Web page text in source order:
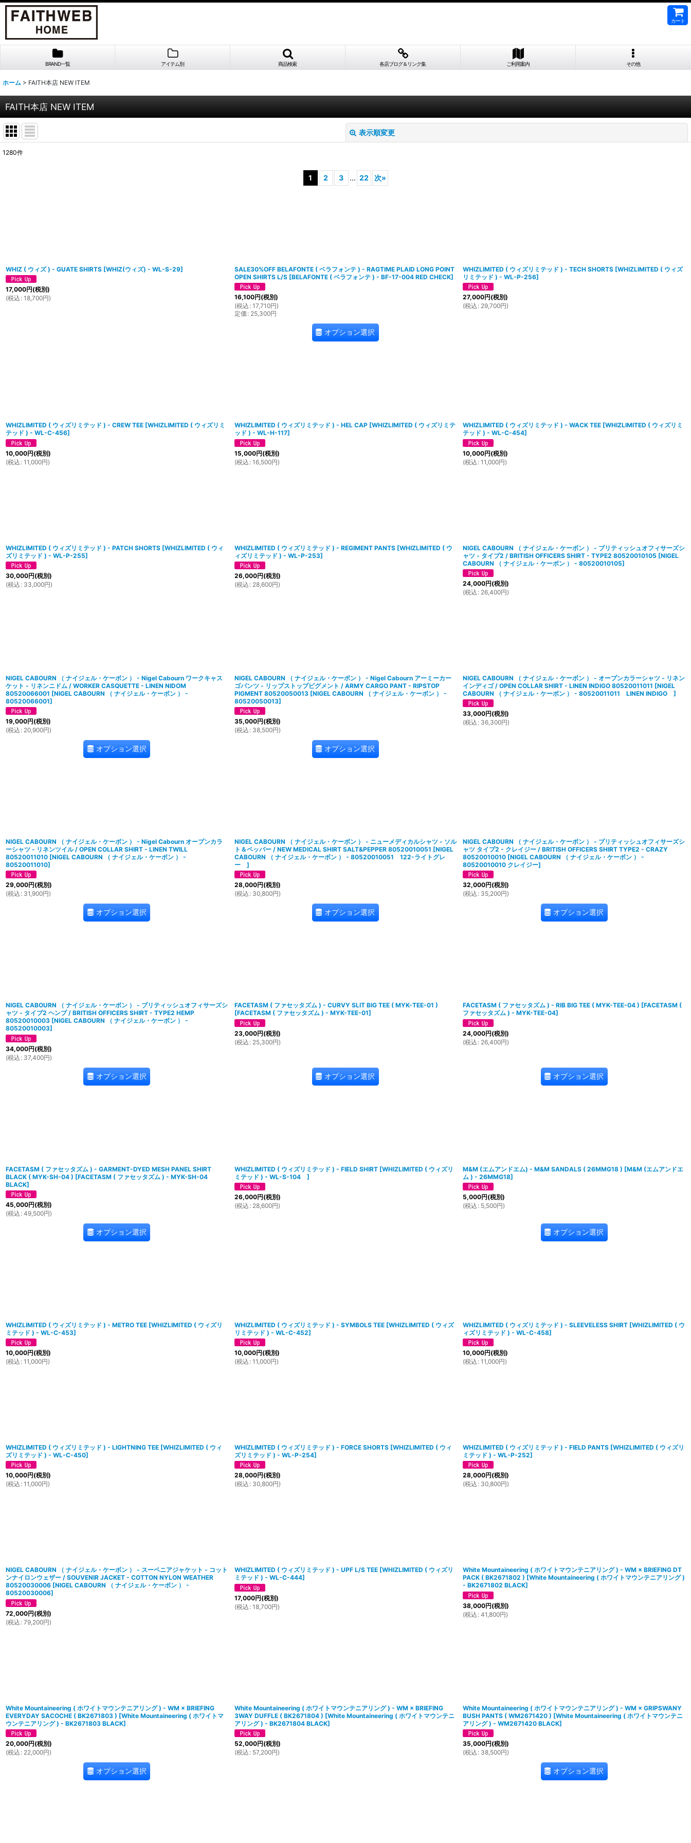
カート
BRAND一覧 アイテム別 商品検索 各店ブログ＆リンク集 ご利用案内 その他
ホーム > FAITH本店 NEW ITEM
FAITH本店 NEW ITEM
表示順変更
1280件
1 2 3 ... 22 次»
WHIZ ( ウィズ ) - GUATE SHIRTS [WHIZ(ウィズ) - WL-S-29]
17,000円(税別)
(税込 : 18,700円)
SALE30%OFF BELAFONTE ( ベラフォンテ ) - RAGTIME PLAID LONG POINT
OPEN SHIRTS L/S [BELAFONTE ( ベラフォンテ ) - BF-17-004 RED CHECK]
16,100円(税別)
(税込 : 17,710円)
定価 : 25,300円
オプション選択
WHIZLIMITED ( ウィズリミテッド ) - TECH SHORTS [WHIZLIMITED ( ウィズ
リミテッド ) - WL-P-256]
27,000円(税別)
(税込 : 29,700円)
WHIZLIMITED ( ウィズリミテッド ) - CREW TEE [WHIZLIMITED ( ウィズリミ
テッド ) - WL-C-456]
10,000円(税別)
(税込 : 11,000円)
WHIZLIMITED ( ウィズリミテッド ) - HEL CAP [WHIZLIMITED ( ウィズリミテ
ッド ) - WL-H-117]
15,000円(税別)
(税込 : 16,500円)
WHIZLIMITED ( ウィズリミテッド ) - WACK TEE [WHIZLIMITED ( ウィズリミ
テッド ) - WL-C-454]
10,000円(税別)
(税込 : 11,000円)
WHIZLIMITED ( ウィズリミテッド ) - PATCH SHORTS [WHIZLIMITED ( ウィ
ズリミテッド ) - WL-P-255]
30,000円(税別)
(税込 : 33,000円)
WHIZLIMITED ( ウィズリミテッド ) - REGIMENT PANTS [WHIZLIMITED ( ウ
ィズリミテッド ) - WL-P-253]
26,000円(税別)
(税込 : 28,600円)
NIGEL CABOURN （ ナイジェル・ケーボン ） - ブリティッシュオフィサーズシ
ャツ - タイプ2 / BRITISH OFFICERS SHIRT - TYPE2 80520010105 [NIGEL
CABOURN （ ナイジェル・ケーボン ） - 80520010105]
24,000円(税別)
(税込 : 26,400円)
NIGEL CABOURN （ ナイジェル・ケーボン ） - Nigel Cabourn ワークキャス
ケット - リネンニドム / WORKER CASQUETTE - LINEN NIDOM
80520066001 [NIGEL CABOURN （ ナイジェル・ケーボン ） -
80520066001]
19,000円(税別)
(税込 : 20,900円)
オプション選択
NIGEL CABOURN （ ナイジェル・ケーボン ） - Nigel Cabourn アーミーカー
ゴパンツ - リップストップピグメント / ARMY CARGO PANT - RIPSTOP
PIGMENT 80520050013 [NIGEL CABOURN （ ナイジェル・ケーボン ） -
80520050013]
35,000円(税別)
(税込 : 38,500円)
オプション選択
NIGEL CABOURN （ ナイジェル・ケーボン ） - オープンカラーシャツ - リネン
インディゴ / OPEN COLLAR SHIRT - LINEN INDIGO 80520011011 [NIGEL
CABOURN （ ナイジェル・ケーボン ） - 80520011011 LINEN INDIGO]
33,000円(税別)
(税込 : 36,300円)
NIGEL CABOURN （ ナイジェル・ケーボン ） - Nigel Cabourn オープンカラ
ーシャツ - リネンツイル / OPEN COLLAR SHIRT - LINEN TWILL
80520011010 [NIGEL CABOURN （ ナイジェル・ケーボン ） -
80520011010]
29,000円(税別)
(税込 : 31,900円)
オプション選択
NIGEL CABOURN （ ナイジェル・ケーボン ） - ニューメディカルシャツ - ソル
ト＆ペッパー / NEW MEDICAL SHIRT SALT&PEPPER 80520010051 [NIGEL
CABOURN （ ナイジェル・ケーボン ） - 80520010051 122-ライトグレ
ー ]
28,000円(税別)
(税込 : 30,800円)
オプション選択
NIGEL CABOURN （ ナイジェル・ケーボン ） - ブリティッシュオフィサーズシ
ャツ タイプ2 - クレイジー / BRITISH OFFICERS SHIRT TYPE2 - CRAZY
80520010010 [NIGEL CABOURN （ ナイジェル・ケーボン ） -
80520010010 クレイジー]
32,000円(税別)
(税込 : 35,200円)
オプション選択
NIGEL CABOURN （ ナイジェル・ケーボン ） - ブリティッシュオフィサーズシ
ャツ - タイプ2 ヘンプ / BRITISH OFFICERS SHIRT - TYPE2 HEMP
80520010003 [NIGEL CABOURN （ ナイジェル・ケーボン ） -
80520010003]
34,000円(税別)
(税込 : 37,400円)
オプション選択
FACETASM ( ファセッタズム ) - CURVY SLIT BIG TEE ( MYK-TEE-01 )
[FACETASM ( ファセッタズム ) - MYK-TEE-01]
23,000円(税別)
(税込 : 25,300円)
オプション選択
FACETASM ( ファセッタズム ) - RIB BIG TEE ( MYK-TEE-04 ) [FACETASM (
ファセッタズム ) - MYK-TEE-04]
24,000円(税別)
(税込 : 26,400円)
オプション選択
FACETASM ( ファセッタズム ) - GARMENT-DYED MESH PANEL SHIRT
BLACK ( MYK-SH-04 ) [FACETASM ( ファセッタズム ) - MYK-SH-04
BLACK]
45,000円(税別)
(税込 : 49,500円)
オプション選択
WHIZLIMITED ( ウィズリミテッド ) - FIELD SHIRT [WHIZLIMITED ( ウィズリ
ミテッド ) - WL-S-104 ]
26,000円(税別)
(税込 : 28,600円)
M&M (エムアンドエム) - M&M SANDALS ( 26MMG18 ) [M&M (エムアンドエ
ム ) - 26MMG18]
5,000円(税別)
(税込 : 5,500円)
オプション選択
WHIZLIMITED ( ウィズリミテッド ) - METRO TEE [WHIZLIMITED ( ウィズリ
ミテッド ) - WL-C-453]
10,000円(税別)
(税込 : 11,000円)
WHIZLIMITED ( ウィズリミテッド ) - SYMBOLS TEE [WHIZLIMITED ( ウィズ
リミテッド ) - WL-C-452]
10,000円(税別)
(税込 : 11,000円)
WHIZLIMITED ( ウィズリミテッド ) - SLEEVELESS SHIRT [WHIZLIMITED ( ウ
ィズリミテッド ) - WL-C-458]
10,000円(税別)
(税込 : 11,000円)
WHIZLIMITED ( ウィズリミテッド ) - LIGHTNING TEE [WHIZLIMITED ( ウィ
ズリミテッド ) - WL-C-450]
10,000円(税別)
(税込 : 11,000円)
WHIZLIMITED ( ウィズリミテッド ) - FORCE SHORTS [WHIZLIMITED ( ウィ
ズリミテッド ) - WL-P-254]
28,000円(税別)
(税込 : 30,800円)
WHIZLIMITED ( ウィズリミテッド ) - FIELD PANTS [WHIZLIMITED ( ウィズリ
ミテッド ) - WL-P-252]
28,000円(税別)
(税込 : 30,800円)
NIGEL CABOURN （ ナイジェル・ケーボン ） - スーベニアジャケット - コット
ンナイロンウェザー / SOUVENIR JACKET - COTTON NYLON WEATHER
80520030006 [NIGEL CABOURN （ ナイジェル・ケーボン ） -
80520030006]
72,000円(税別)
(税込 : 79,200円)
WHIZLIMITED ( ウィズリミテッド ) - UPF L/S TEE [WHIZLIMITED ( ウィズリ
ミテッド ) - WL-C-444]
17,000円(税別)
(税込 : 18,700円)
White Mountaineering ( ホワイトマウンテニアリング ) - WM × BRIEFING DT
PACK ( BK2671802 ) [White Mountaineering ( ホワイトマウンテニアリング )
- BK2671802 BLACK]
38,000円(税別)
(税込 : 41,800円)
White Mountaineering ( ホワイトマウンテニアリング ) - WM × BRIEFING
EVERYDAY SACOCHE ( BK2671803 ) [White Mountaineering ( ホワイトマ
ウンテニアリング ) - BK2671803 BLACK]
20,000円(税別)
(税込 : 22,000円)
オプション選択
White Mountaineering ( ホワイトマウンテニアリング ) - WM × BRIEFING
3WAY DUFFLE ( BK2671804 ) [White Mountaineering ( ホワイトマウンテニ
アリング ) - BK2671804 BLACK]
52,000円(税別)
(税込 : 57,200円)
White Mountaineering ( ホワイトマウンテニアリング ) - WM × GRIPSWANY
BUSH PANTS ( WM2671420 ) [White Mountaineering ( ホワイトマウンテニ
アリング ) - WM2671420 BLACK]
35,000円(税別)
(税込 : 38,500円)
オプション選択